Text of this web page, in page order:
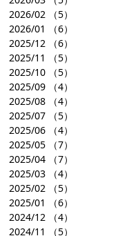
2026/02 （5）
2026/01
（6）
2025/12 （6）
2025/11
（5）
2025/10 （5）
2025/09 （4）
2025/08 （4）
2025/07 （5）
2025/06 （4）
2025/05 （7）
2025/04 （7）
2025/03 （4）
2025/02 （5）
2025/01
（6）
2024/12 （4）
2024/11
（5）